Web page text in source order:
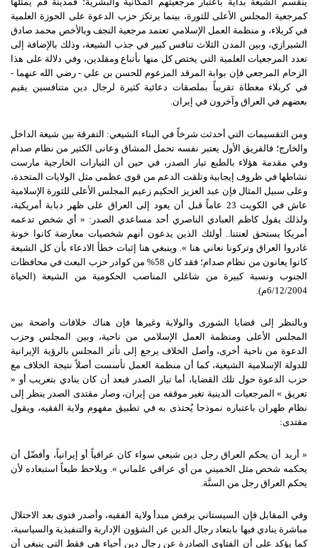
كمرجعية المجلس الأعلى للثورة، بينما يرتكز حزب الدعوة على الحوزة العلمية
في كربلاء، و منظمة العمل الإسلامي تعتمد مرجعية النجف وبالأخص محمد صادق
الشيرازي، وبين المدن الثلاث تنافس كبير في جذب الشيعة، وذلك بالإضافة إلى
تعدد المرجعيات العلمية التي يختص كل منها بأتباع ومقلدين، وفي دلالة على هذا
الزحام المرجعي فإن بوابة المرقد المزعوم للحسن بن علي - رضي الله عنهما -
في كربلاء مغطاة تقريباً بملصقات دعائية كثيرة لرجال دين متنافسين يقيم
بعضهم في العراق وآخرون في إيران.
ومن التقسيمات التي أحدثت شرخاً في البناء الشيعي: التفرقة بين شيعة الداخل
والخارج؛ فالفريق الأول يعتبر نفسه تحمل المشاق وعانى الكثير من نظام صدام
وفي مقدمة هؤلاء بالطبع تيار الصدر، في حين أن التيارات الخارجية مارست
نشاطها في ظروف إيجابية وتلقت الدعم من قوى عظمى مثل الولايات المتحدة،
وعلى سبيل المثال فإن عبد العزيز الحكيم زعيم المجلس الأعلى للثورة الإسلامية
عاش في الكويت 23 عاماً قبل أن يعود إلى العراق على ظهر دبابة أمريكية،
ولذلك يقول كاظم العبادي الناصري أحد مساعدي الصدر: « أي شخص تدعمه
أمريكا يستحق لعنتنا.. أولئك الذين يدعون أنهم شخصيات معارضة كانوا خونة
غادروا العراق وتركونا نعاني هنا ». وينبغي هنا إثبات خطأ الادعاء بأن كل الشيعة
كانوا يعانون من نظام صدام؛ فقد كان 58% من كوادر حزب البعث في محافظات
الجنوب ونسبة كبيرة من شاغلي المناصب الحكومية من الشيعة (الحياة
6/12/2004م).
وبالنظر إلى قضايا الشورى والولاية وغيرها فإن هناك خلافات واضحة بين
المجلس الأعلى ومنظمة العمل الإسلامي من ناحية، وبين المجلس وحزب
الدعوة من ناحية أخرى، وأصل الخلاف يرجع إلى تأثر المجلس بالرؤية الإيرانية
للدولة الإسلامية الشيعية، كما أن منظمة العمل تأسست أصلاً نتيجة الخلاف مع
حزب الدعوة حول تلك القضايا، أما تيار الصدر فبعد أن كان ينادي بتعريب أو «
تعريق » المرجعيات الدينية تغير موقفه من إيران، وصار مقتدى الصدر ينظر إلى
نظام طهران باعتباره نموذجا يُحتذى به في تطبيق مفهوم ولاية الفقيه، ويقول
مقتدى:
« أريد أن يحكم العراق رجل دين شيعي سواء كان عراقياً أو إيرانياً، وأفضّل أن
يحكمه شخص مثل الخميني من أي عراقي علماني ». ويلاحظ طبعاً استبعاده لأن
يحكم العراق رجل من السنَّة.
وفي المقابل فإن السيستاني يرفض مبدأ ولاية الفقيه، وأصدر فتوى بعد الاحتلال
مباشرة ينادي فيها بابتعاد رجال الدين عن الشؤون الإدارية والتنفيذية والسياسية،
كما يؤكد على أن الفتاوى الصادرة عن رجال دين أحياء هي فقط التي ينبغي أن